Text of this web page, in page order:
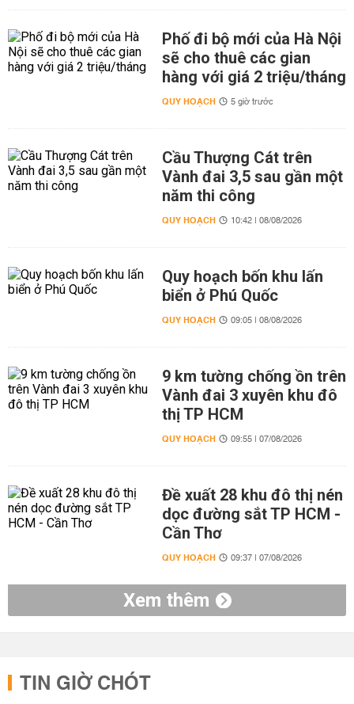
Phố đi bộ mới của Hà Nội
sẽ cho thuê các gian
hàng với giá 2 triệu/tháng
QUY HOẠCH 5 giờ trước
Cầu Thượng Cát trên
Vành đai 3,5 sau gần một
năm thi công
QUY HOẠCH 10:42 | 08/08/2026
Quy hoạch bốn khu lấn
biển ở Phú Quốc
QUY HOẠCH 09:05 | 08/08/2026
9 km tường chống ồn trên
Vành đai 3 xuyên khu đô
thị TP HCM
QUY HOẠCH 09:55 | 07/08/2026
Đề xuất 28 khu đô thị nén
dọc đường sắt TP HCM -
Cần Thơ
QUY HOẠCH 09:37 | 07/08/2026
Xem thêm
TIN GIỜ CHÓT